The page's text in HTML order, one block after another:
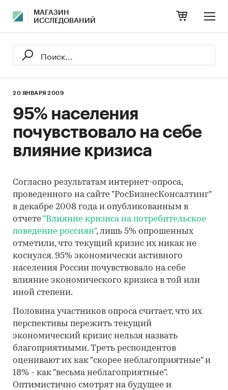
МАГАЗИН
ИССЛЕДОВАНИЙ
20 ЯНВАРЯ 2009
95% населения
почувствовало на себе
влияние кризиса
Согласно результатам интернет-опроса,
проведенного на сайте "РосБизнесКонсалтинг"
в декабре 2008 года и опубликованным в
отчете "Влияние кризиса на потребительское
поведение россиян", лишь 5% опрошенных
отметили, что текущий кризис их никак не
коснулся. 95% экономически активного
населения России почувствовало на себе
влияние экономического кризиса в той или
иной степени.
Половина участников опроса считает, что их
перспективы пережить текущий
экономический кризис нельзя назвать
благоприятными. Треть респондентов
оценивают их как "скорее неблагоприятные" и
18% - как "весьма неблагоприятные".
Оптимистично смотрят на будущее и